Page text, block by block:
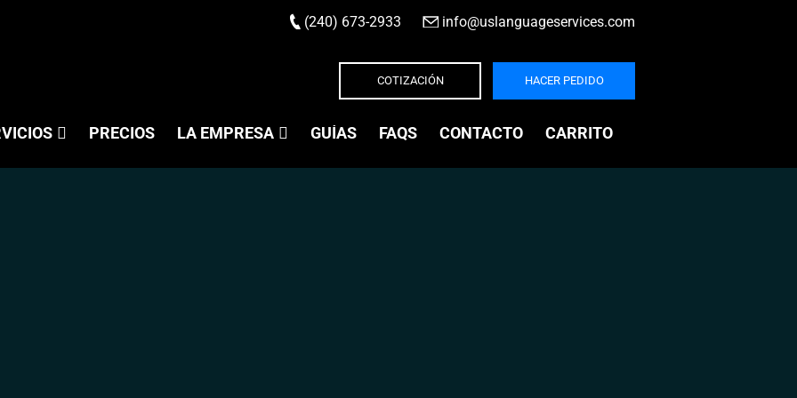
(240) 673-2933 info@uslanguageservices.com
COTIZACIÓN HACER PEDIDO
PRECIOS LA EMPRESA GUÍAS FAQS CONTACTO CARRITO